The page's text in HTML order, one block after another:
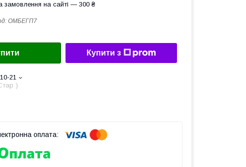
замовлення на сайті — 300 ₴
ОМБЕГП7
Купити з
21
)